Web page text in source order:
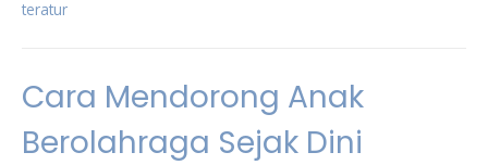
teratur
Cara Mendorong Anak
Berolahraga Sejak Dini